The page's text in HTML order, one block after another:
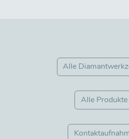
Alle
Alle Produkte